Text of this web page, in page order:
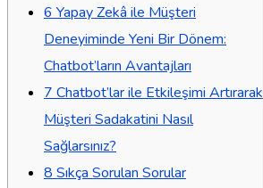
6 Yapay Zekâ ile Müşteri
Deneyiminde Yeni Bir Dönem:
Chatbot’ların Avantajları
7 Chatbot’lar ile Etkileşimi Artırarak
Müşteri Sadakatini Nasıl
Sağlarsınız?
8 Sıkça Sorulan Sorular